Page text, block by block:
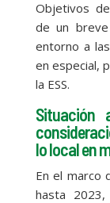
Objetivos
de un breve
entorno a
en especial,
la ESS.
Situación
lo local en
En el marco
hasta